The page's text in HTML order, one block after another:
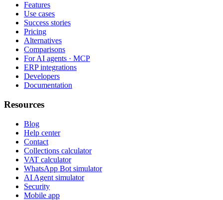
Features
Use cases
Success stories
Pricing
Alternatives
Comparisons
For AI agents · MCP
ERP integrations
Developers
Documentation
Resources
Blog
Help center
Contact
Collections calculator
VAT calculator
WhatsApp Bot simulator
AI Agent simulator
Security
Mobile app